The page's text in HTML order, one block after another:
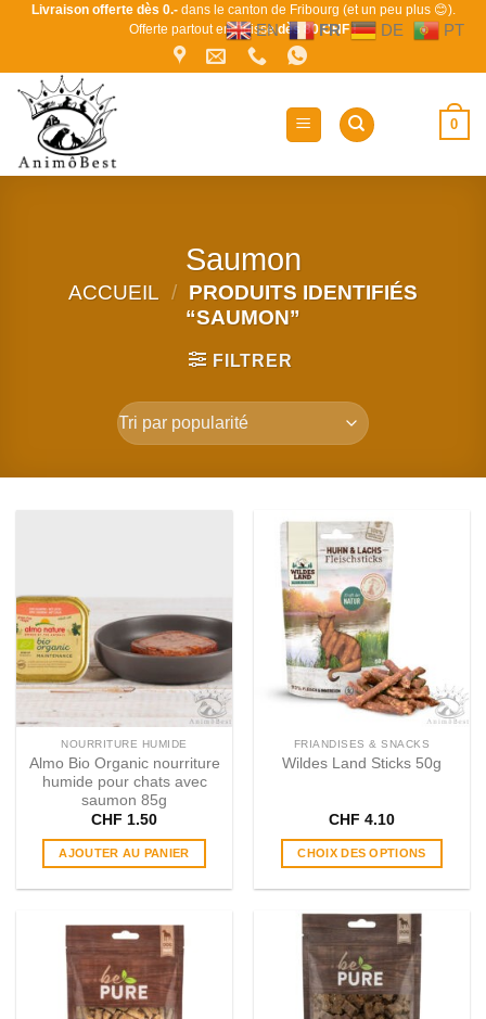
PasserLivraison offerte dès 0.-dans le canton de Fribourg (et un peu plus 😊).
Offerte partout en Suissedès 80 CHF !
0
Saumon
ACCUEIL / PRODUITS IDENTIFIÉS
“SAUMON”
FILTRER
NOURRITURE HUMIDE
Almo Bio Organic nourriture
humide pour chats avec
saumon 85g
CHF 1.50
AJOUTER AU PANIER
FRIANDISES & SNACKS
Wildes Land Sticks 50g
CHF 4.10
CHOIX DES OPTIONS
a
plusieurs
variations.
Les
options
EN FR DE PT